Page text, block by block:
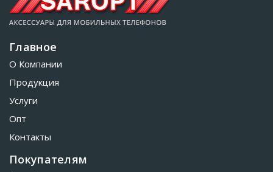
Главное
О Компании
Продукция
Услуги
Опт
Контакты
Покупателям